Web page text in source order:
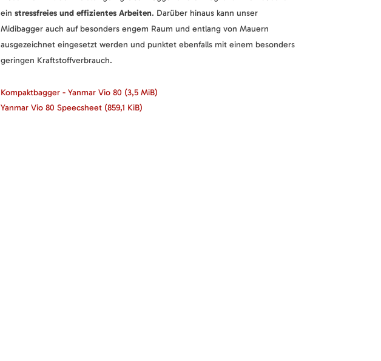
ein stressfreies und effizientes Arbeiten. Darüber hinaus kann unser
Midibagger auch auf besonders engem Raum und entlang von Mauern
ausgezeichnet eingesetzt werden und punktet ebenfalls mit einem besonders
geringen Kraftstoffverbrauch.
Kompaktbagger - Yanmar Vio 80 (3,5 MiB)
Yanmar Vio 80 Speecsheet (859,1 KiB)